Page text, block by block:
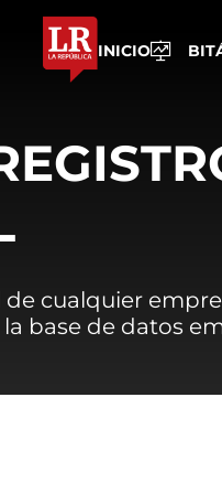
INICIO
de cualquier
base de datos